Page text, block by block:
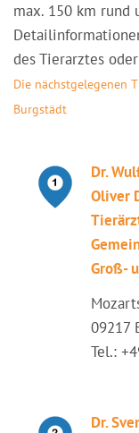
max. 150 km rund
des Tierarztes
Die nächstgelegenen
Burgstädt
Dr.
Oliver
Groß-
09217
Tel.:
Dr.